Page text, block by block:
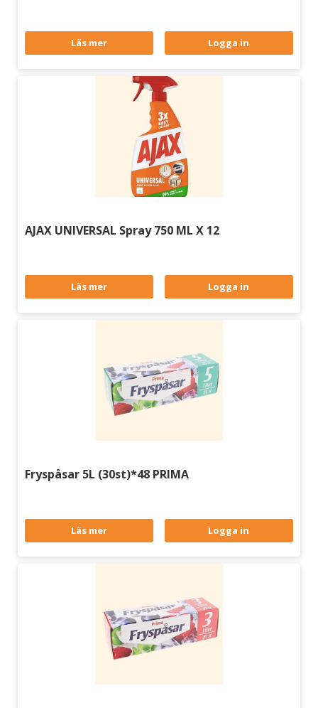
Läs mer Logga in
AJAX UNIVERSAL Spray 750 ML X 12
Läs mer Logga in
Fryspåsar 5L (30st)*48 PRIMA
Läs mer Logga in